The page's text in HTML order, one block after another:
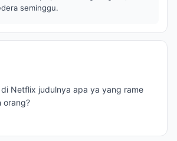
seminggu.
Netflix judulnya apa ya yang rame
orang?